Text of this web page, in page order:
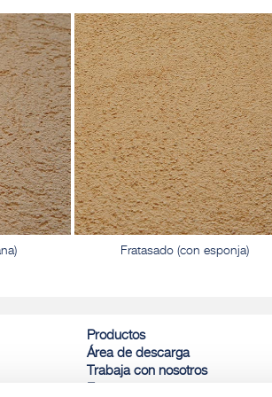
Fratasado (con esponja)
Productos
Área de descarga
Trabaja con nosotros